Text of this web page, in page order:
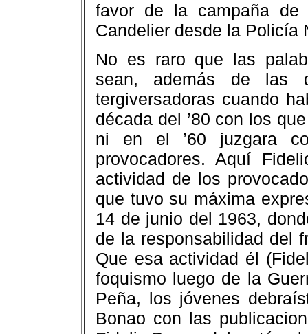
favor de la campaña de
Candelier desde la Policía
No es raro que las
sean, además de las
tergiversadoras cuando
década del ’80 con los
ni en el ’60 juzgara
provocadores. Aquí
actividad de los
que tuvo su máxima
14 de junio del 1963,
de la responsabilidad del
Que esa actividad él
foquismo luego de la
Peña, los jóvenes
Bonao con las